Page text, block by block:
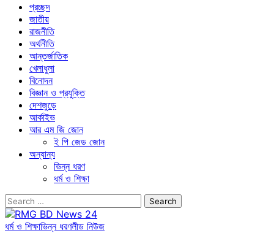
প্রচ্ছদ
জাতীয়
রাজনীতি
অর্থনীতি
আন্তর্জাতিক
খেলাধুলা
বিনোদন
বিজ্ঞান ও প্রযুক্তি
দেশজুড়ে
আর্কাইভ
আর এম জি জোন
ই পি জেড জোন
অন্যান্য
ভিন্ন ধরণ
ধর্ম ও শিক্ষা
Search
for:
ধর্ম ও শিক্ষাভিন্ন ধরণলীড নিউজ